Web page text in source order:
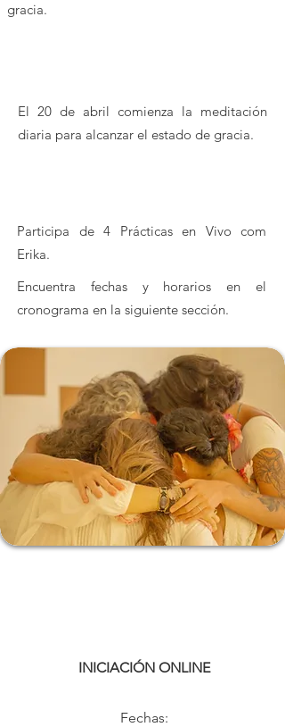
gracia.
El 20 de abril comienza la meditación
diaria para alcanzar el estado de gracia.
Participa de 4 Prácticas en Vivo com
Erika.
Encuentra fechas y horarios en el
cronograma en la siguiente sección.
INICIACIÓN ONLINE
Fechas: